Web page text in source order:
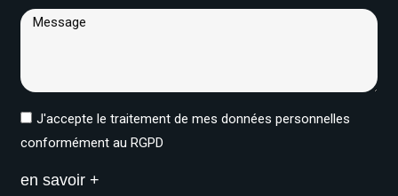
J'accepte le traitement de mes données personnelles
conformément au RGPD
en savoir +